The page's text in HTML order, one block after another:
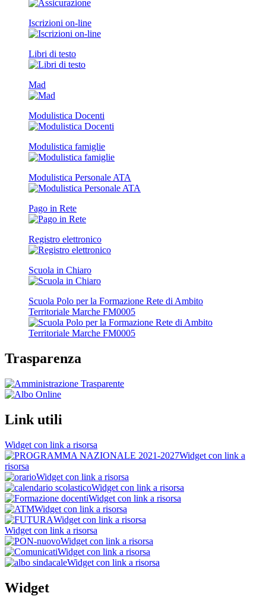
Iscrizioni on-line
Libri di testo
Mad
Modulistica Docenti
Modulistica famiglie
Modulistica Personale ATA
Pago in Rete
Registro elettronico
Scuola in Chiaro
Scuola Polo per la Formazione Rete di Ambito
Territoriale Marche FM0005
Trasparenza
Link utili
Widget con link a risorsa
Widget con link a
risorsa
Widget con link a risorsa
Widget con link a risorsa
Widget con link a risorsa
Widget con link a risorsa
Widget con link a risorsa
Widget con link a risorsa
Widget con link a risorsa
Widget con link a risorsa
Widget con link a risorsa
Widget